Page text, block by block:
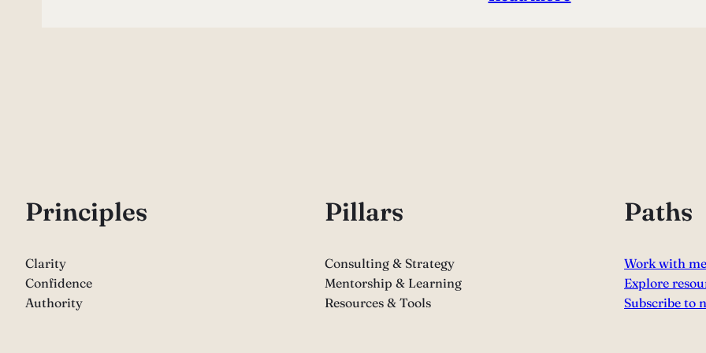
Principles
Clarity
Confidence
Authority
Pillars
Consulting & Strategy
Mentorship & Learning
Resources & Tools
Paths
Work with me
Explore
Subscribe to